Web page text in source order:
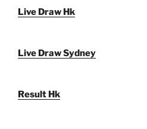
Live Draw Hk
Live Draw Sydney
Result Hk